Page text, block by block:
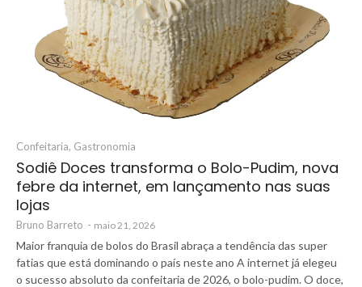
Confeitaria, Gastronomia
Sodiê Doces transforma o Bolo-Pudim, nova
febre da internet, em lançamento nas suas
lojas
Bruno Barreto - maio 21, 2026
Maior franquia de bolos do Brasil abraça a tendência das super
fatias que está dominando o país neste ano A internet já elegeu
o sucesso absoluto da confeitaria de 2026, o bolo-pudim. O doce,